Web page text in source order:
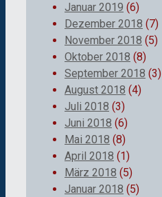
Januar 2019 (6)
Dezember 2018 (7)
November 2018 (5)
Oktober 2018 (8)
September 2018 (3)
August 2018 (4)
Juli 2018 (3)
Juni 2018 (6)
Mai 2018 (8)
April 2018 (1)
März 2018 (5)
Januar 2018 (5)